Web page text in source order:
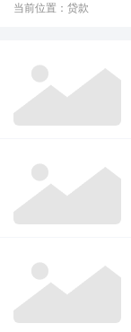
当前位置：贷款